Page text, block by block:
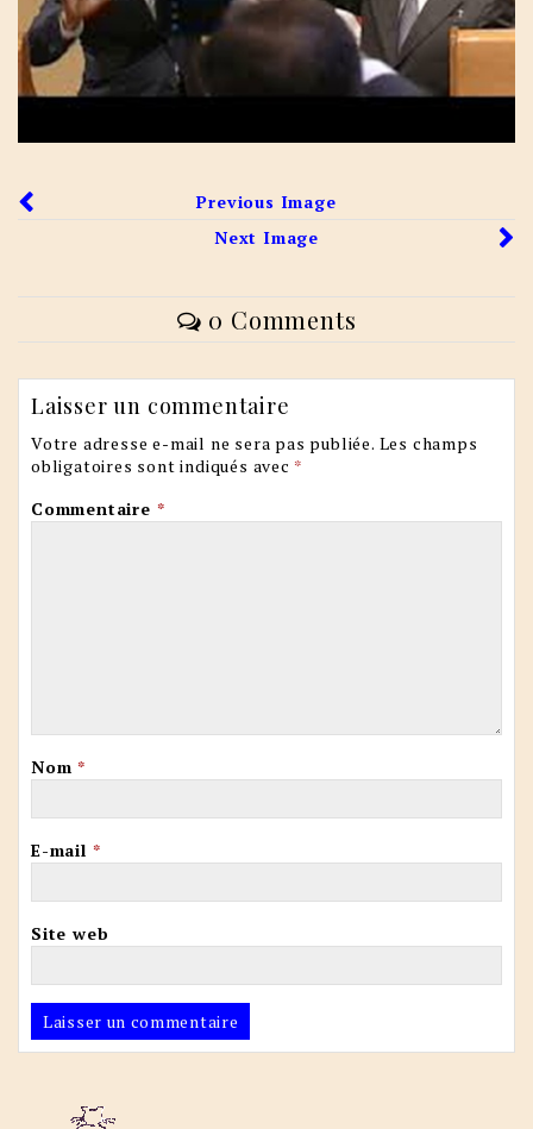
Previous Image
Next Image
0 Comments
Laisser un commentaire
Votre adresse e-mail ne sera pas publiée. Les champs
obligatoires sont indiqués avec *
Commentaire *
Nom*
E-mail *
Site web